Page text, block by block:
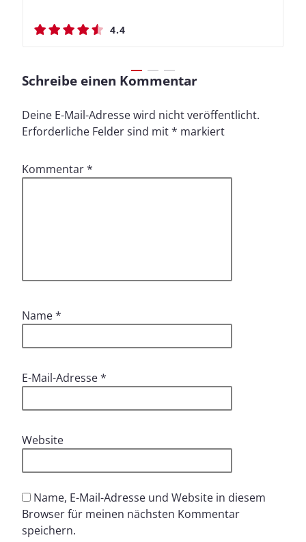
4.4
4.4
4.5
4.5
Schreibe einen Kommentar
Deine E-Mail-Adresse wird nicht veröffentlicht.
Erforderliche Felder sind mit* markiert
Kommentar*
Name*
E-Mail-Adresse*
Website
Name, E-Mail-Adresse und Website in diesem
Browser für meinen nächsten Kommentar
speichern.